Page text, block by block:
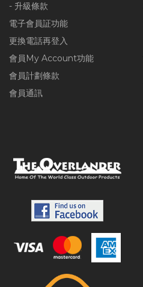
- 升級條款
電子會員証功能
更換電話再登入
會員My Account功能
會員計劃條款
會員通訊